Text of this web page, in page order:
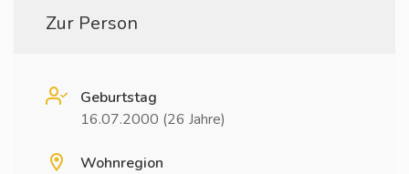
Zur Person
Geburtstag
16.07.2000 (26 Jahre)
Wohnregion